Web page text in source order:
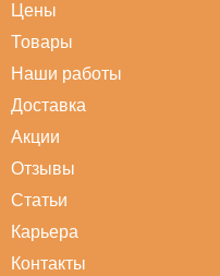
Цены
Товары
Наши работы
Доставка
Акции
Отзывы
Статьи
Карьера
Контакты